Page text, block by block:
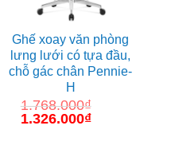
Ghế xoay văn phòng
lưng lưới có tựa đầu,
chỗ gác chân Pennie-
H
1.768.000₫
Giá
1.326.000₫Giá